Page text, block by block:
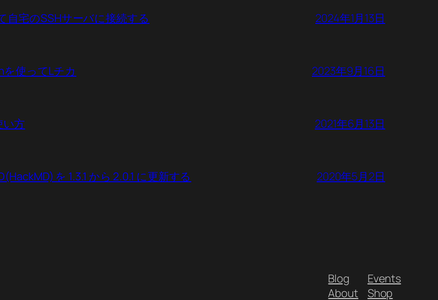
自宅のSSHサーバに接続する 2024年1月13日
使ってLチカ 2023年9月16日
い方 2021年6月13日
を 1.3.1 から 2.0.1 に更新する 2020年5月2日
Blog
About
Events
Shop